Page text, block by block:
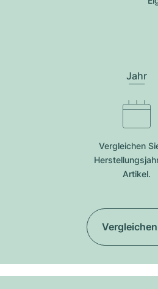
Jahr
Vergleichen
Artikel.
Vergleichen